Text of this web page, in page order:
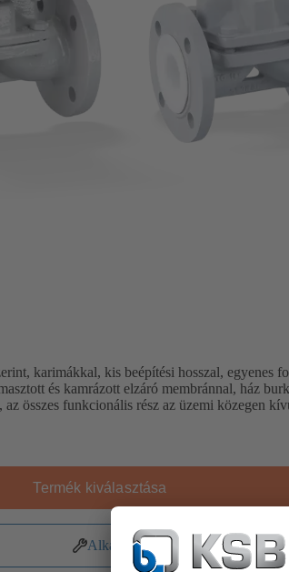
karimákkal, kis beépítési hosszal, egyenes
és kamrázott elzáró membránnal, ház
összes funkcionális rész az üzemi közegen
Termék kiválasztása
Alkatrészek